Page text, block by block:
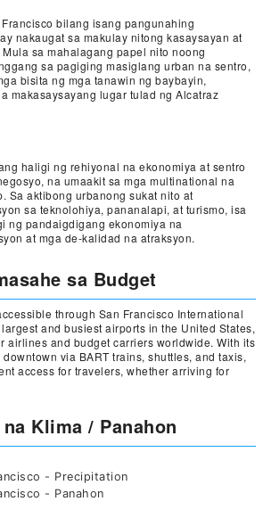
bilang isang pangunahing
nakaugat sa makulay nitong kasaysayan at
sa mahalagang papel nito noong
sa pagiging masiglang urban na sentro,
bisita ng mga tanawin ng baybayin,
makasaysayang lugar tulad ng Alcatraz
haligi ng rehiyonal na ekonomiya at sentro
na umaakit sa mga multinational na
Sa aktibong urbanong sukat nito at
sa teknolohiya, pananalapi, at turismo, isa
ng pandaigdigang ekonomiya na
at mga de-kalidad na atraksyon.
sa Budget
through San Francisco International
and busiest airports in the United States,
airlines and budget carriers worldwide. With its
via BART trains, shuttles, and taxis,
access for travelers, whether arriving for
Klima / Panahon
- Precipitation
- Panahon